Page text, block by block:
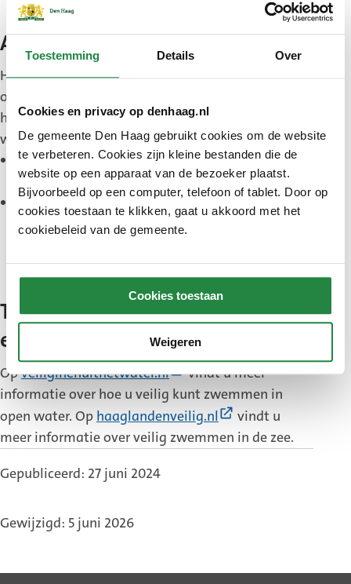
Toestemming Details Over
Cookies en privacy op denhaag.nl
De gemeente Den Haag gebruikt cookies om de website
te verbeteren. Cookies zijn kleine bestanden die de
website op een apparaat van de bezoeker plaatst.
Bijvoorbeeld op een computer, telefoon of tablet. Door op
cookies toestaan te klikken, gaat u akkoord met het
cookiebeleid van de gemeente.
Cookies toestaan
Weigeren
Advies
Heeft u gezwommen in natuurwater zoals de zee
of een recreatieplas? Volg dan de adviezen die
hieronder staan. Dan is de kans kleiner dat u ziek
wordt.
Douche altijd na het zwemmen. Als dat niet kan,
was dan uw handen voordat u iets gaat eten.
Laat kinderen en huisdieren niet in het schuim
spelen om te voorkomen dat het schuim wordt
zitten, zoals PFAS.
Tips voor veilig zwemmen in
een meer of zee
Opveiliginenuithetwater.nl
(Externe
link)
vindt u meer
informatie over hoe u veilig kunt zwemmen in
open water. Op haaglandenveilig.nl
(Externe
link)
vindt u
meer informatie over veilig zwemmen in de zee.
Gepubliceerd: 27 juni 2024
Gewijzigd: 5 juni 2026